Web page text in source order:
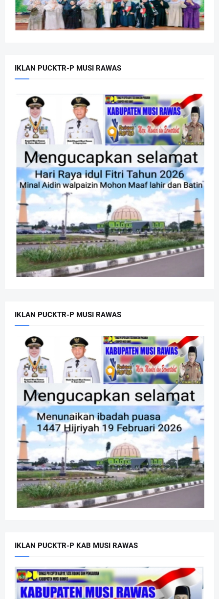
IKLAN PUCKTR-P MUSI RAWAS
IKLAN PUCKTR-P MUSI RAWAS
IKLAN PUCKTR-P KAB MUSI RAWAS